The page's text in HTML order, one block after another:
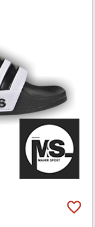
favorite_border